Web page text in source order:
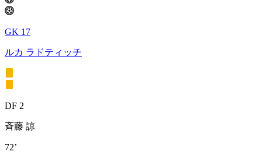
GK 17
ルカ ラドティッチ
DF 2
斉藤 諒
72’